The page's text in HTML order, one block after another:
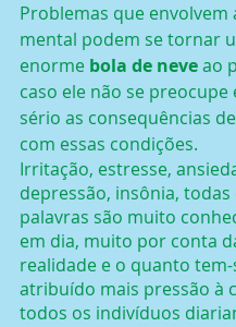
Problemas que envolvem
mental podem se tornar
enorme bola de neve ao
caso ele não se preocupe
sério as consequências
com essas condições.
Irritação, estresse,
depressão, insônia, todas
palavras são muito
em dia, muito por conta
realidade e o quanto tem-
atribuído mais pressão à
todos os indivíduos